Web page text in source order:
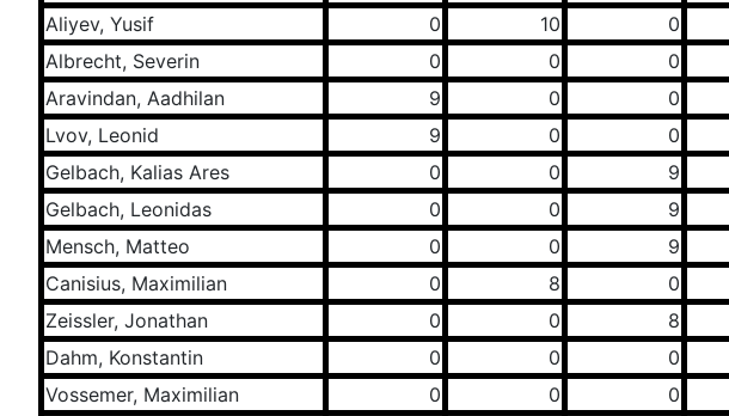
Aliyev, Yusif
0 10 0
Albrecht, Severin
0 0 0
Aravindan, Aadhilan
9 0 0
Lvov, Leonid
9 0 0
Gelbach, Kalias Ares
0 0 9
Gelbach, Leonidas
0 0 9
Mensch, Matteo
0 0 9
Canisius, Maximilian
0 8 0
Zeissler, Jonathan
0 0 8
Dahm, Konstantin
0 0 0
Vossemer, Maximilian
0 0 0